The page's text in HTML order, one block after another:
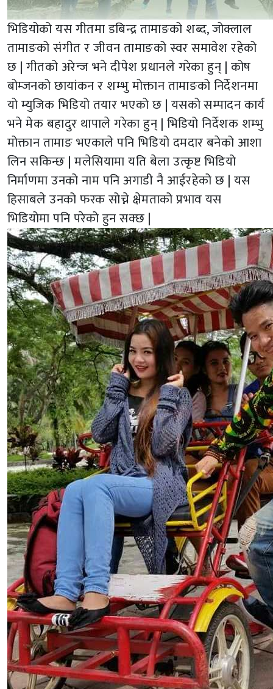
भिडियोको यस गीतमा डबिन्द्र तामाङको शब्द, जोक्लाल
तामाङको संगीत र जीवन तामाङको स्वर समावेश रहेको
छ | गीतको अरेन्ज भने दीपेश प्रधानले गरेका हुन् | कोष
बोम्जनको छायांकन र शम्भु मोक्तान तामाङको निर्देशनमा
यो म्युजिक भिडियो तयार भएको छ | यसको सम्पादन कार्य
भने मेक बहादुर थापाले गरेका हुन् | भिडियो निर्देशक शम्भु
मोक्तान तामाङ भएकाले पनि भिडियो दमदार बनेको आशा
लिन सकिन्छ | मलेसियामा यति बेला उत्कृष्ट भिडियो
निर्माणमा उनको नाम पनि अगाडी नै आईरहेको छ | यस
हिसाबले उनको फरक सोच्ने क्षेमताको प्रभाव यस
भिडियोमा पनि परेको हुन सक्छ |